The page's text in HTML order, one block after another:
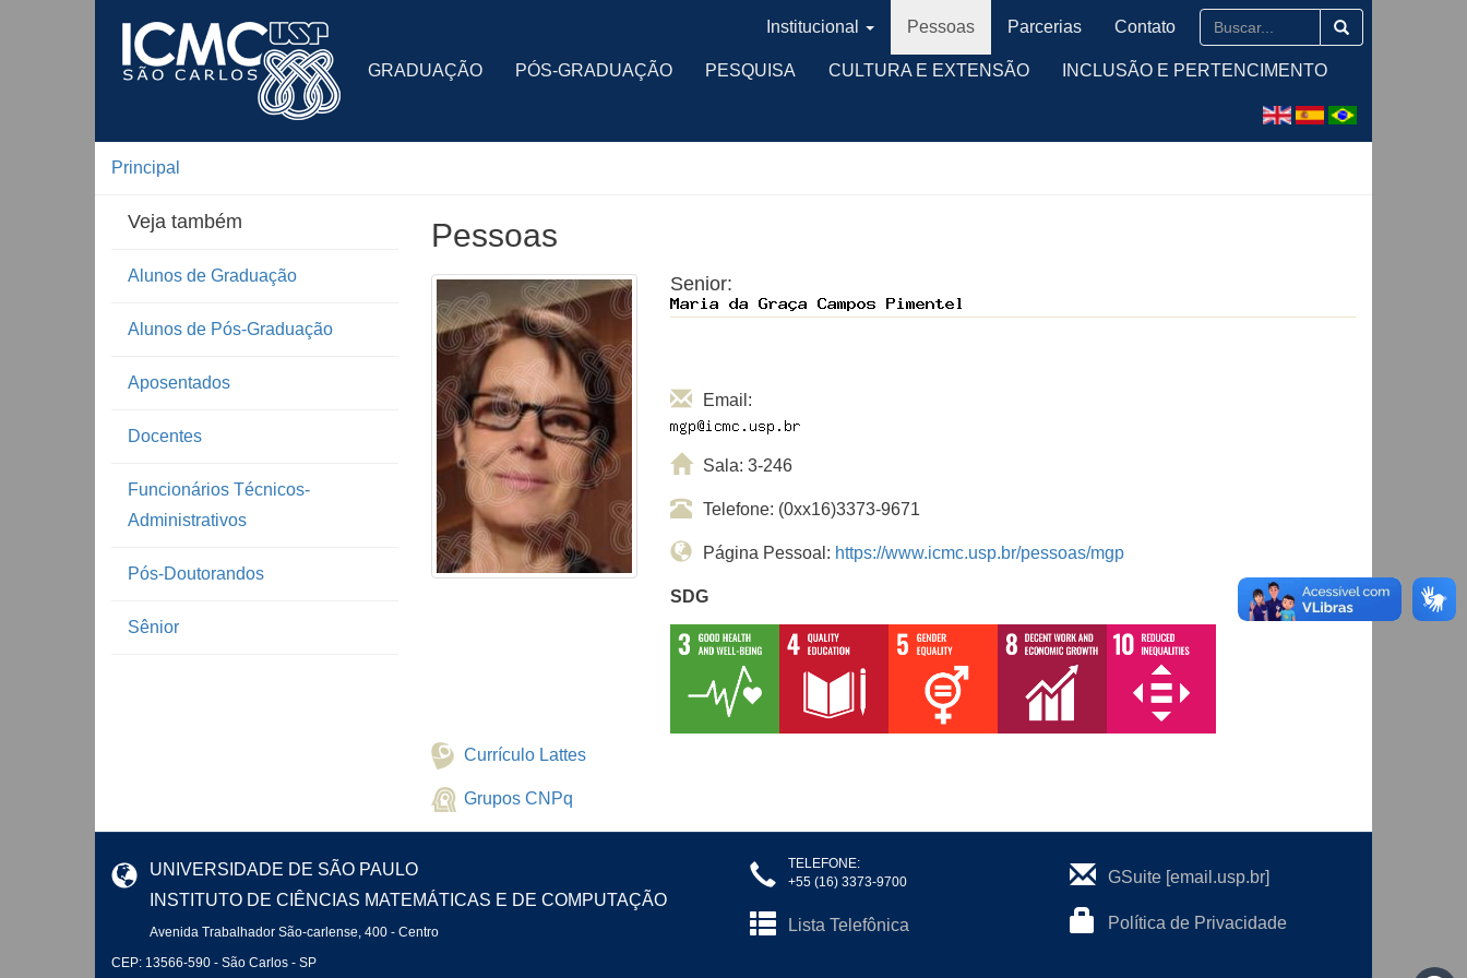
GRADUAÇÃO PÓS-GRADUAÇÃO PESQUISA CULTURA E EXTENSÃO INCLUSÃO E PERTENCIMENTO
Institucional Pessoas Parcerias Contato
Principal
Veja também
Alunos de Graduação
Alunos de Pós-Graduação
Aposentados
Docentes
Funcionários Técnicos-
Administrativos
Pós-Doutorandos
Sênior
Pessoas
Senior:
Email:
Sala: 3-246
Telefone: (0xx16)3373-9671
Página Pessoal: https://www.icmc.usp.br/pessoas/mgp
SDG
Currículo Lattes
Grupos CNPq
UNIVERSIDADE DE SÃO PAULO
INSTITUTO DE CIÊNCIAS MATEMÁTICAS E DE COMPUTAÇÃO
Avenida Trabalhador São-carlense, 400 - Centro
CEP: 13566-590 - São Carlos - SP
TELEFONE:
+55 (16) 3373-9700
Lista Telefônica
GSuite [email.usp.br]
Política de Privacidade